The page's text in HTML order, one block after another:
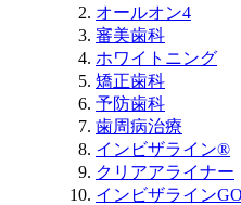
オールオン4
審美歯科
ホワイトニング
矯正歯科
予防歯科
歯周病治療
インビザライン®
クリアアライナー
インビザラインGO